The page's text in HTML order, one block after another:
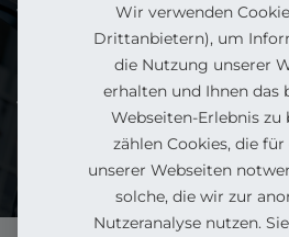
Von der Wallbox für dein E-
Balkonkraftwerk bis zum
Greyp. In unserem Online-
vom Sofa einkaufen.
Können wir persönlich
Wir verwenden
Drittanbietern), um
die Nutzung unserer
erhalten und Ihnen das
Webseiten-Erlebnis zu
zählen Cookies, die
unserer Webseiten
solche, die wir zur
Nutzeranalyse nutzen.